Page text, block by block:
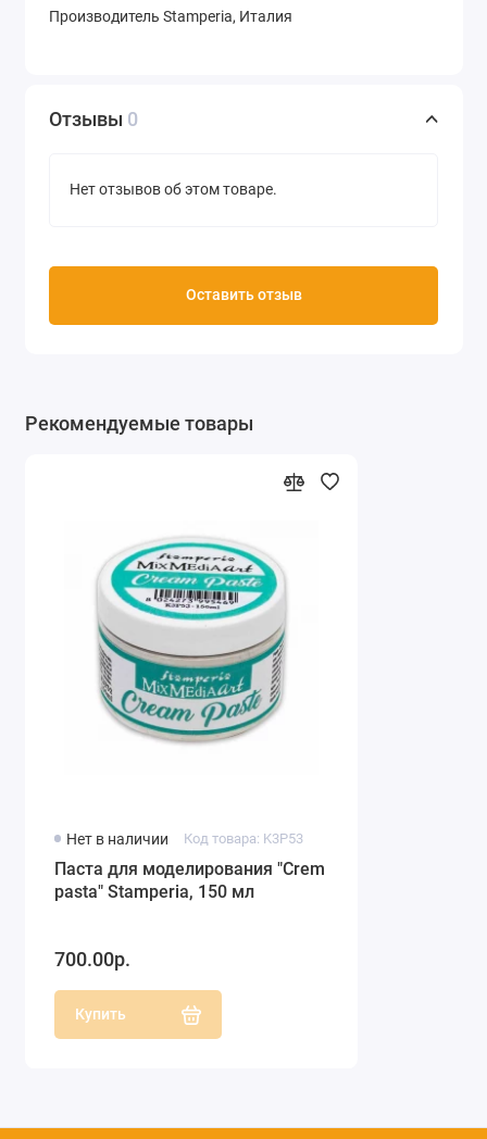
Производитель Stamperia, Италия
Отзывы 0
Нет отзывов об этом товаре.
Оставить отзыв
Рекомендуемые товары
Нет в наличии Код товара: K3P53
Паста для моделирования "Crеm
pasta" Stamperia, 150 мл
700.00р.
Купить